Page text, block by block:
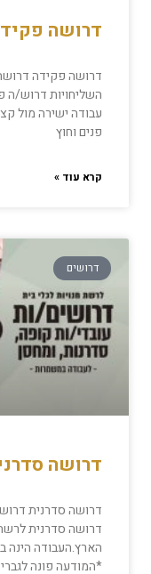
דרושה
דרושה פקידה
השליחויות דרוש/
עבודה ישירה מול
פנים וחוץ
קרא עוד »
דרושים
דרושה
דרושה סדרנית
דרושה סדרנית
*המודעה פונה